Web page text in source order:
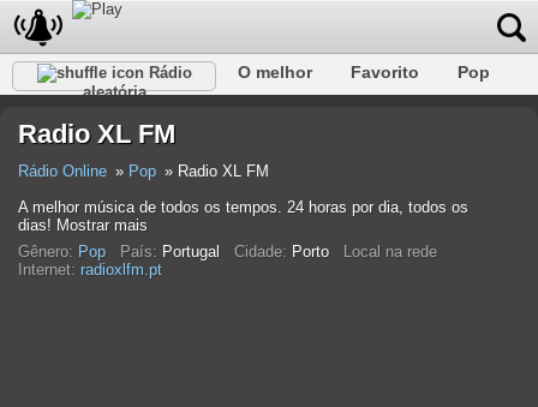
Rádio
aleatória
O melhor Favorito
Pop
Rap
Falk Jazz
Radio XL FM
Rádio Online Pop
Radio XL FM
A melhor música de todos os tempos. 24 horas por dia, todos os
dias! Mostrar mais
Gênero: Pop País: Portugal Cidade: Porto
Local na rede
Internet: radioxlfm.pt